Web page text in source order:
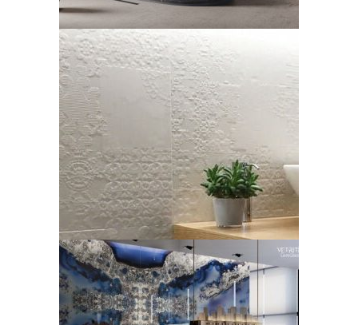
Mutina, Dèchirer XL di
Patricia Urquiola
LEGGI TUTTO
Sicis, lastre in vetro Gem